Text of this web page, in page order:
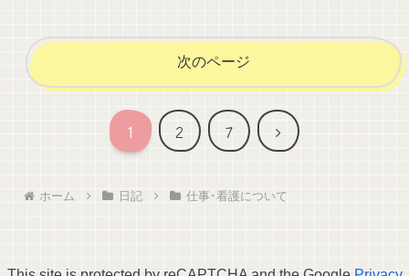
次のページ
1 2 7
次
ホーム 日記 仕事･看護について